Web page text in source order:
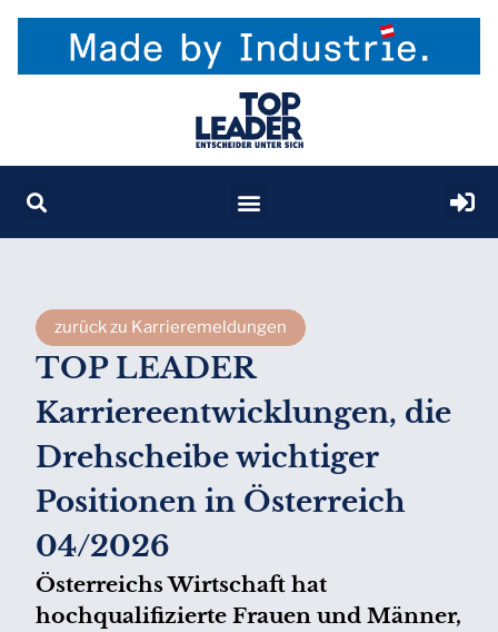
zurück zu Karrieremeldungen
TOP LEADER
Karriereentwicklungen, die
Drehscheibe wichtiger
Positionen in Österreich
04/2026
Österreichs Wirtschaft hat
hochqualifizierte Frauen und Männer,